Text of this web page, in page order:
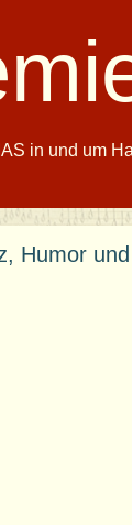
in und um
Humor